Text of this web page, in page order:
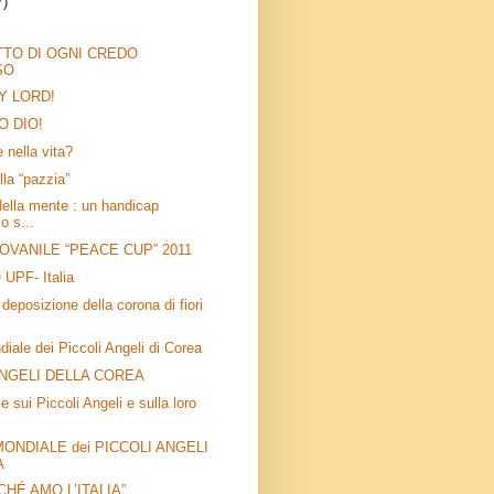
DI OGNI CREDO
LORD!
DIO!
nella vita?
“pazzia”
mente : un handicap
s...
“PEACE CUP” 2011
UPF- Italia
della corona di fiori
dei Piccoli Angeli di Corea
DELLA COREA
sui Piccoli Angeli e sulla loro
dei PICCOLI ANGELI
AMO L’ITALIA”